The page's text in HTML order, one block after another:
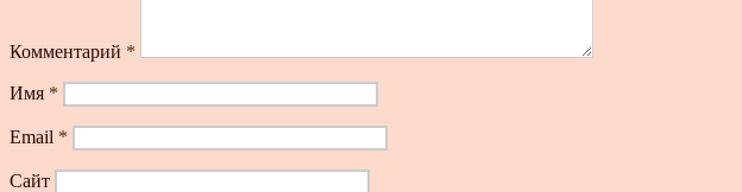
Комментарий *
Имя *
Email *
Сайт